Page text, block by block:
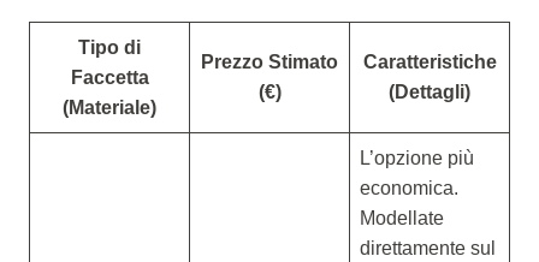
Tipo di
Faccetta
(Materiale)
Prezzo Stimato
(€)
Caratteristiche
(Dettagli)
L’opzione più
economica.
Modellate
direttamente sul